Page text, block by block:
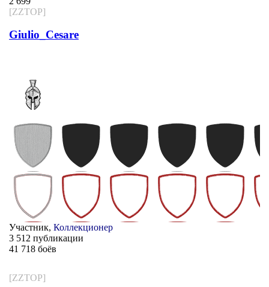
[ZZTOP]
Giulio_Cesare
Участник, Коллекционер
3 512 публикации
41 718 боёв
[ZZTOP]